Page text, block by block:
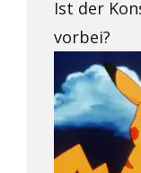
Ist der
vorbei?